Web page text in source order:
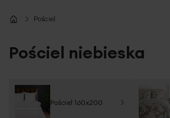
Pościel
Pościel niebieska
Pościel 160x200